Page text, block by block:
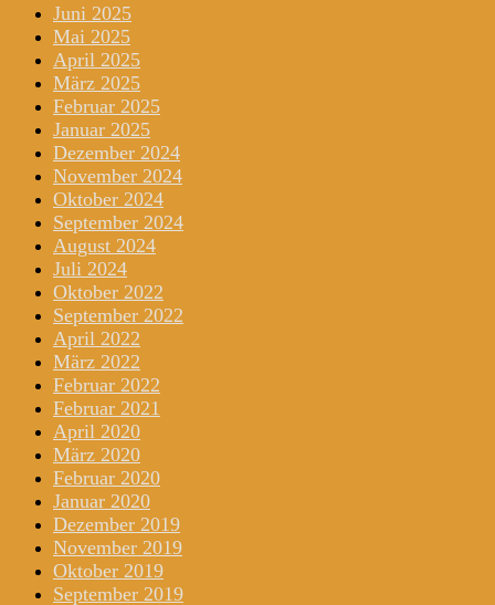
Juni 2025
Mai 2025
April 2025
März 2025
Februar 2025
Januar 2025
Dezember 2024
November 2024
Oktober 2024
September 2024
August 2024
Juli 2024
Oktober 2022
September 2022
April 2022
März 2022
Februar 2022
Februar 2021
April 2020
März 2020
Februar 2020
Januar 2020
Dezember 2019
November 2019
Oktober 2019
September 2019